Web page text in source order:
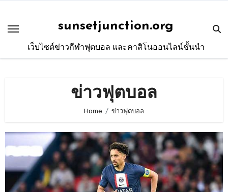
content
sunsetjunction.org
เว็บไซต์ข่าวกีฬาฟุตบอล และคาสิโนออนไลน์ชั้นนำ
ข่าวฟุตบอล
Home ข่าวฟุตบอล